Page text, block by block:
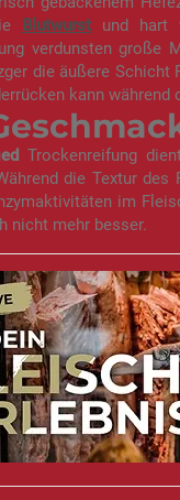
Blutwurst und hart
verdunsten große
die äußere
kann während
Trockenreifung
die Textur
im
nicht mehr besser.